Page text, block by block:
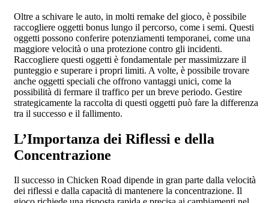
Oltre a schivare le auto, in molti remake del gioco, è possibile
raccogliere oggetti bonus lungo il percorso, come i semi. Questi
oggetti possono conferire potenziamenti temporanei, come una
maggiore velocità o una protezione contro gli incidenti.
Raccogliere questi oggetti è fondamentale per massimizzare il
punteggio e superare i propri limiti. A volte, è possibile trovare
anche oggetti speciali che offrono vantaggi unici, come la
possibilità di fermare il traffico per un breve periodo. Gestire
strategicamente la raccolta di questi oggetti può fare la differenza
tra il successo e il fallimento.
L’Importanza dei Riflessi e della
Concentrazione
Il successo in Chicken Road dipende in gran parte dalla velocità
dei riflessi e dalla capacità di mantenere la concentrazione. Il